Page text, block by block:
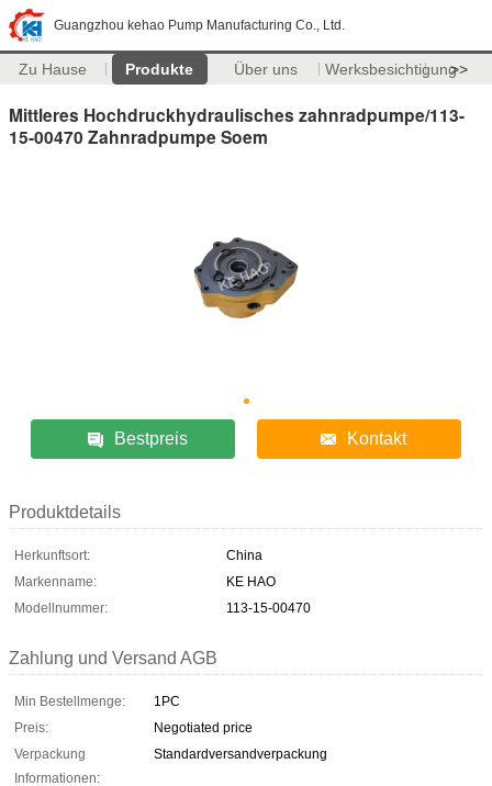
Guangzhou kehao Pump Manufacturing Co., Ltd.
Zu Hause Produkte Über uns Werksbesichtigung>>
Mittleres Hochdruckhydraulisches zahnradpumpe/113-
15-00470 Zahnradpumpe Soem
Bestpreis Kontakt
Produktdetails
Herkunftsort:
China
Markenname:
KE HAO
Modellnummer:
113-15-00470
Zahlung und Versand AGB
Min Bestellmenge:
1PC
Preis:
Negotiated price
Verpackung
Informationen:
Standardversandverpackung